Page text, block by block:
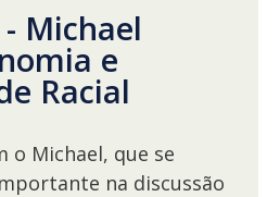
Michael
e
Racial
o Michael, que se
na discussão